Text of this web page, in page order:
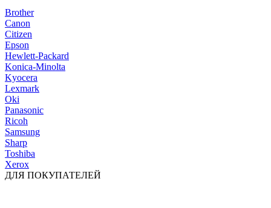
Brother
Canon
Citizen
Epson
Hewlett-Packard
Konica-Minolta
Kyocera
Lexmark
Oki
Panasonic
Ricoh
Samsung
Sharp
Toshiba
Xerox
ДЛЯ ПОКУПАТЕЛЕЙ